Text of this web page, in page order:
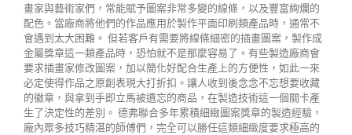
畫家與藝術家們，常能賦予圖案非常多變的線條，以及豐富絢爛的
配色。當廠商將他們的作品應用於製作平面印刷類產品時，通常不
會遇到太大困難。 但若客戶有需要將線條細密的插畫圖案，製作成
金屬獎章這一類產品時，恐怕就不是那麼容易了。有些製造廠商會
要求插畫家修改圖案，加以簡化好配合生產上的方便性，如此一來
必定使得作品之原創表現大打折扣。讓人收到後念念不忘想要收藏
的徽章，與拿到手即立馬被遺忘的商品，在製造技術這一個關卡產
生了決定性的差別。 德弗聯合多年累積細緻圖案獎章的製造經驗，
廠內眾多技巧精湛的師傅們，完全可以勝任這類細緻度要求極高的